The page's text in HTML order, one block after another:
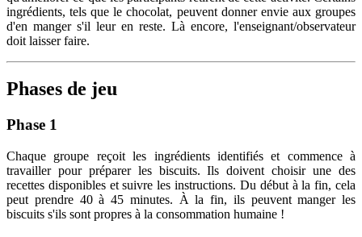
ingrédients, tels que le chocolat, peuvent donner envie aux groupes
d'en manger s'il leur en reste. Là encore, l'enseignant/observateur
doit laisser faire.
Phases de jeu
Phase 1
Chaque groupe reçoit les ingrédients identifiés et commence à
travailler pour préparer les biscuits. Ils doivent choisir une des
recettes disponibles et suivre les instructions. Du début à la fin, cela
peut prendre 40 à 45 minutes. À la fin, ils peuvent manger les
biscuits s'ils sont propres à la consommation humaine !